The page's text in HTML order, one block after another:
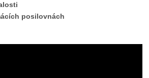
posilovnách